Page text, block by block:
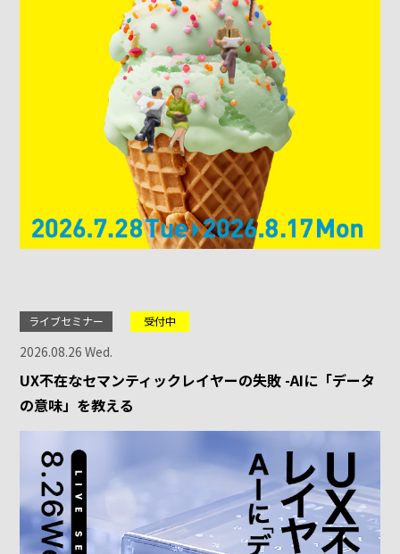
ライブセミナー 受付中
2026.08.26 Wed.
UX不在なセマンティックレイヤーの失敗 -AIに「データ
の意味」を教える